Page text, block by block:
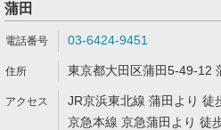
蒲田
03-6424-9451
東京都大田区蒲田5-49-12
JR京浜東北線 蒲田より 徒
京急本線 京急蒲田より 徒